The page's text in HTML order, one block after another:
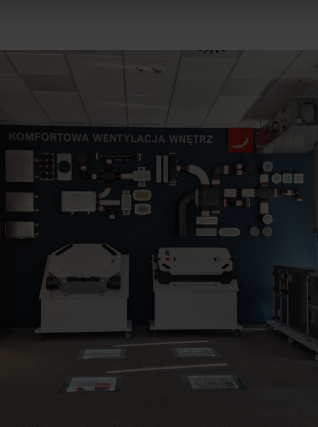
s.r.o.: Zásady ochrany osobních údajů
bv: Privacyverklaringen
Privacy Policy
AG: Datenschutz
Oświadczenie o ochronie danych Zehnder
Privacy Policy